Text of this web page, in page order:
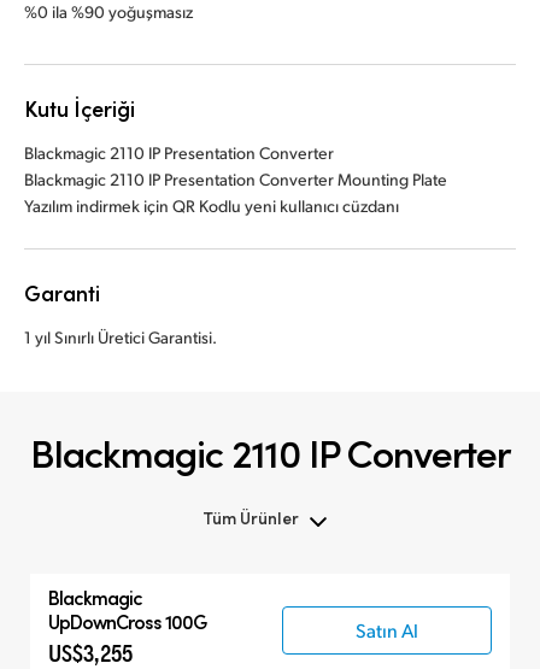
%0 ila %90 yoğuşmasız
Kutu İçeriği
Blackmagic 2110 IP Presentation Converter
Blackmagic 2110 IP Presentation Converter Mounting Plate
Yazılım indirmek için QR Kodlu yeni kullanıcı cüzdanı
Garanti
1 yıl Sınırlı Üretici Garantisi.
Blackmagic 2110 IP Converter
Tüm Ürünler
Blackmagic
UpDownCross 100G
US$3,255
Satın Al